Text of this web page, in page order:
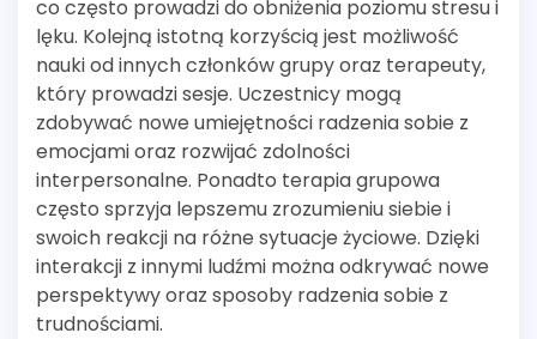
co często prowadzi do obniżenia poziomu stresu i
lęku. Kolejną istotną korzyścią jest możliwość
nauki od innych członków grupy oraz terapeuty,
który prowadzi sesje. Uczestnicy mogą
zdobywać nowe umiejętności radzenia sobie z
emocjami oraz rozwijać zdolności
interpersonalne. Ponadto terapia grupowa
często sprzyja lepszemu zrozumieniu siebie i
swoich reakcji na różne sytuacje życiowe. Dzięki
interakcji z innymi ludźmi można odkrywać nowe
perspektywy oraz sposoby radzenia sobie z
trudnościami.